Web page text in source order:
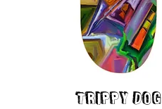
Trippy Dog